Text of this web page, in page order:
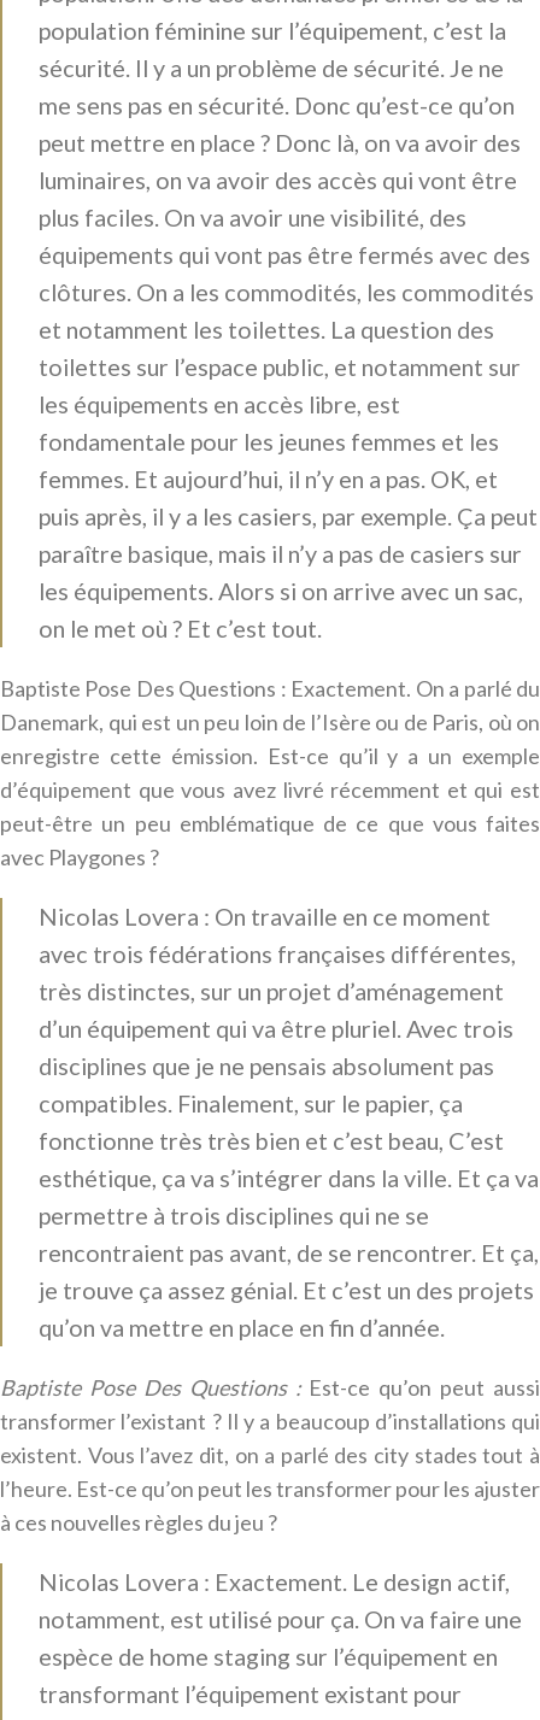
population féminine sur l’équipement, c’est la
sécurité. Il y a un problème de sécurité. Je ne
me sens pas en sécurité. Donc qu’est-ce qu’on
peut mettre en place ? Donc là, on va avoir des
luminaires, on va avoir des accès qui vont être
plus faciles. On va avoir une visibilité, des
équipements qui vont pas être fermés avec des
clôtures. On a les commodités, les commodités
et notamment les toilettes. La question des
toilettes sur l’espace public, et notamment sur
les équipements en accès libre, est
fondamentale pour les jeunes femmes et les
femmes. Et aujourd’hui, il n’y en a pas. OK, et
puis après, il y a les casiers, par exemple. Ça peut
paraître basique, mais il n’y a pas de casiers sur
les équipements. Alors si on arrive avec un sac,
on le met où ? Et c’est tout.
Baptiste Pose Des Questions : Exactement. On a parlé du
Danemark, qui est un peu loin de l’Isère ou de Paris, où on
enregistre cette émission. Est-ce qu’il y a un exemple
d’équipement que vous avez livré récemment et qui est
peut-être un peu emblématique de ce que vous faites
avec Playgones ?
Nicolas Lovera : On travaille en ce moment
avec trois fédérations françaises différentes,
très distinctes, sur un projet d’aménagement
d’un équipement qui va être pluriel. Avec trois
disciplines que je ne pensais absolument pas
compatibles. Finalement, sur le papier, ça
fonctionne très très bien et c’est beau, C’est
esthétique, ça va s’intégrer dans la ville. Et ça va
permettre à trois disciplines qui ne se
rencontraient pas avant, de se rencontrer. Et ça,
je trouve ça assez génial. Et c’est un des projets
qu’on va mettre en place en fin d’année.
Baptiste Pose Des Questions :Est-ce qu’on peut aussi
transformer l’existant ? Il y a beaucoup d’installations qui
existent. Vous l’avez dit, on a parlé des city stades tout à
l’heure. Est-ce qu’on peut les transformer pour les ajuster
à ces nouvelles règles du jeu ?
Nicolas Lovera : Exactement. Le design actif,
notamment, est utilisé pour ça. On va faire une
espèce de home staging sur l’équipement en
transformant l’équipement existant pour